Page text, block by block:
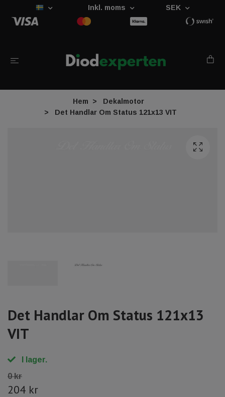
Inkl. moms SEK
Hem
Dekalmotor
Det Handlar Om Status 121x13 VIT
Det Handlar Om Status 121x13
VIT
I lager.
0 kr
204 kr